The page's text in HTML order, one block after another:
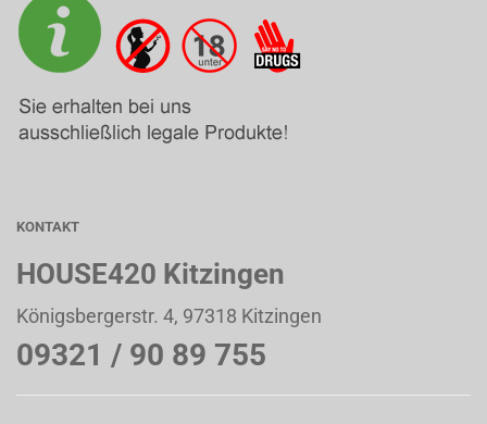
KONTAKT
HOUSE420 Kitzingen
Königsbergerstr. 4, 97318 Kitzingen
09321 / 90 89 755